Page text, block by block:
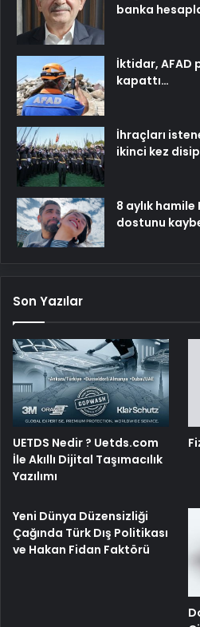
banka
İktidar, AFAD
kapattı…
İhraçları
ikinci kez
8 aylık
dostunu
Son Yazılar
UETDS Nedir ? Uetds.com
İle Akıllı Dijital Taşımacılık
Yazılımı
Yeni Dünya Düzensizliği
Çağında Türk Dış Politikası
ve Hakan Fidan Faktörü